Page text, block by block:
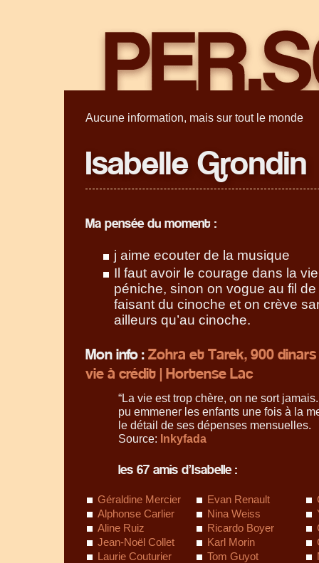
Aucune information, mais sur tout le monde
Isabelle Grondin
Ma pensée du moment :
j aime ecouter de la musique
Il faut avoir le courage dans la
péniche, sinon on vogue au fil de
faisant du cinoche et on crève
ailleurs qu’au cinoche.
Mon info :Zohra et Tarek, 900
vie à crédit | Hortense Lac
“La vie est trop chère, on ne sort
pu emmener les enfants une fois à la
le détail de ses dépenses mensuelles.
Source: Inkyfada
les 67 amis d’Isabelle :
Géraldine Mercier Evan Renault
Alphonse Carlier
Nina Weiss
Aline Ruiz
Ricardo Boyer
Jean-Noël Collet
Karl Morin
Laurie Couturier
Tom Guyot